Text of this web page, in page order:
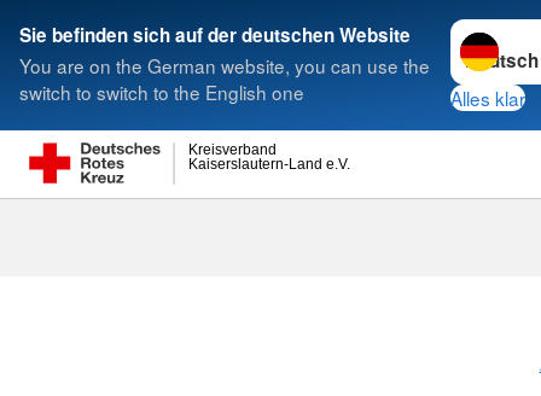
Sie befinden sich auf der deutschen Website
You are on the German website, you can use the
switch to switch to the English one
Sprache
Alles klar
Kaiserslautern-Land e.V.
Kreisverband
Suche